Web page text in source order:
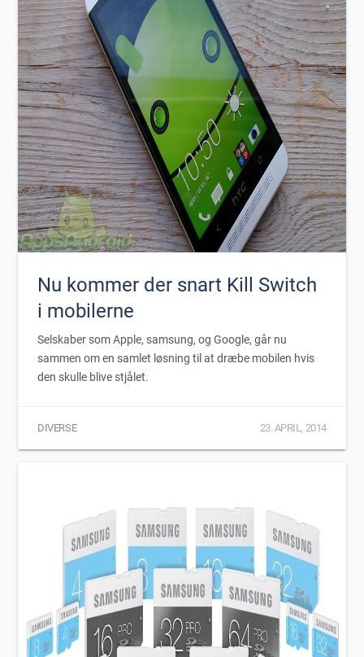
Nu kommer der snart Kill Switch
i mobilerne
Selskaber som Apple, samsung, og Google, går nu
sammen om en samlet løsning til at dræbe mobilen hvis
den skulle blive stjålet.
DIVERSE 23. APRIL, 2014